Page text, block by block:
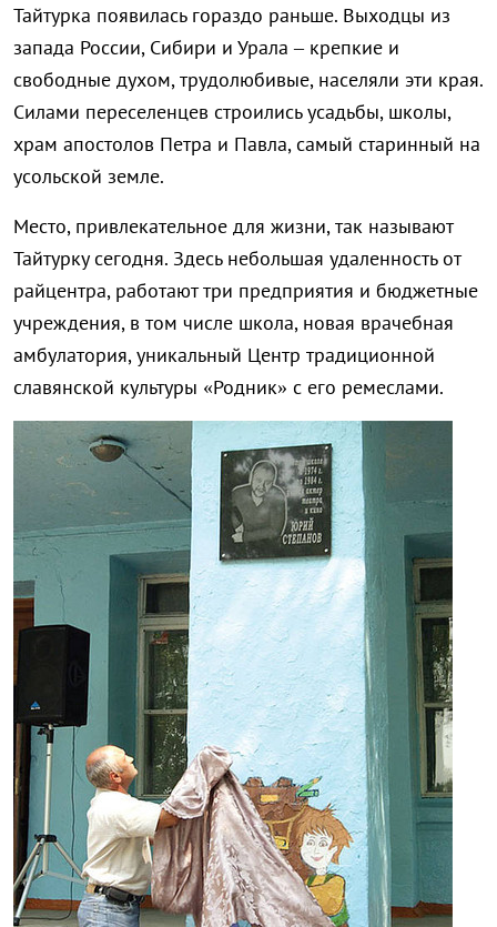
Тайтурка появилась гораздо раньше. Выходцы из
запада России, Сибири и Урала – крепкие и
свободные духом, трудолюбивые, населяли эти края.
Силами переселенцев строились усадьбы, школы,
храм апостолов Петра и Павла, самый старинный на
усольской земле.
Место, привлекательное для жизни, так называют
Тайтурку сегодня. Здесь небольшая удаленность от
райцентра, работают три предприятия и бюджетные
учреждения, в том числе школа, новая врачебная
амбулатория, уникальный Центр традиционной
славянской культуры «Родник» с его ремеслами.